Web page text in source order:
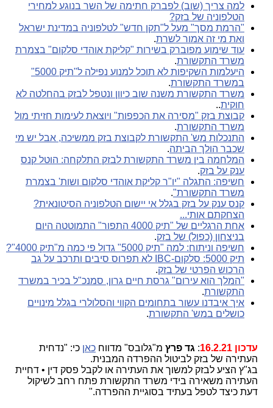
למה צריך (שוב) לפברק חתימה של השר בנוגע למחירי
הטלפוניה של בזק?
"הרמת מסך" מעל ל"תקן חדש" לטלפוניה במדינת ישראל
ואת מי זה אמור לשרת.
עוד שימוע מפוברק בשירות "קליקת אוהדי סלקום" בצמרת
משרד התקשורת.
היעלמות השקיפות לא תוכל למנוע נפילה ל"תיק 5000"
במשרד התקשורת.
משרד התקשורת משנה שוב כיוון ונטפל לבזק בהחלטה לא
חוקית..
קבוצת בזק "מסירה את הכפפות" ויוצאת לעימות חזיתי מול
משרד התקשורת.
התנכלות מש' התקשורת לקבוצת בזק ממשיכה, אבל יש מי
שכבר הולך הביתה.
המלחמה בין משרד התקשורת לבזק התלקחה: הוטל קנס
ענק על בזק.
חשיפה: התגלה "יו"ר קליקת אוהדי סלקום ושות' בצמרת
משרד התקשורת".
קנס ענק על בזק בגלל אי יישום הטלפוניה הסיטונאית?
הצחקתם אותי...
אחת הרגליים של "תיק 4000 התפור" התמוטטה היום
בניצחון (כפול) של בזק.
חשיפה וניתוח: למה "תיק 5000" גדול פי כמה מ"תיק 4000"?
תיק 5000: סלקום-IBC לא תפרוס סיבים ותרכב על גב
הרכוש הפרטי של בזק.
"המלך הוא עירום" גרסת חיים גרון, סמנכ"ל בכיר במשרד
התקשורת.
איך איבדנו עשור בתחומים הקווי והסלולרי בגלל מינויים
כושלים במש' התקשורת.
עדכון 16.2.21 : גד פרץ מ"גלובס" מדווח כאן כי: "נדחית
העתירה של בזק לביטול ההפרדה המבנית.
בג"ץ הציע לבזק למשוך את העתירה או לקבל פסק דין • דחיית
העתירה משאירה בידי משרד התקשורת פתח רחב לשיקול
דעת כיצד לטפל בעתיד בסוגיית ההפרדה."